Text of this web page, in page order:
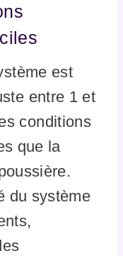
est
entre 1 et
conditions
que la
du système